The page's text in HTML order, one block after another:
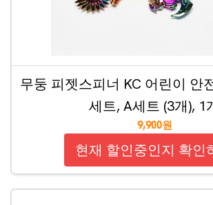
무둥 피젯스피너 KC 어린이 안
세트, A세트 (3개), 1
9,900원
현재 할인중인지 확인